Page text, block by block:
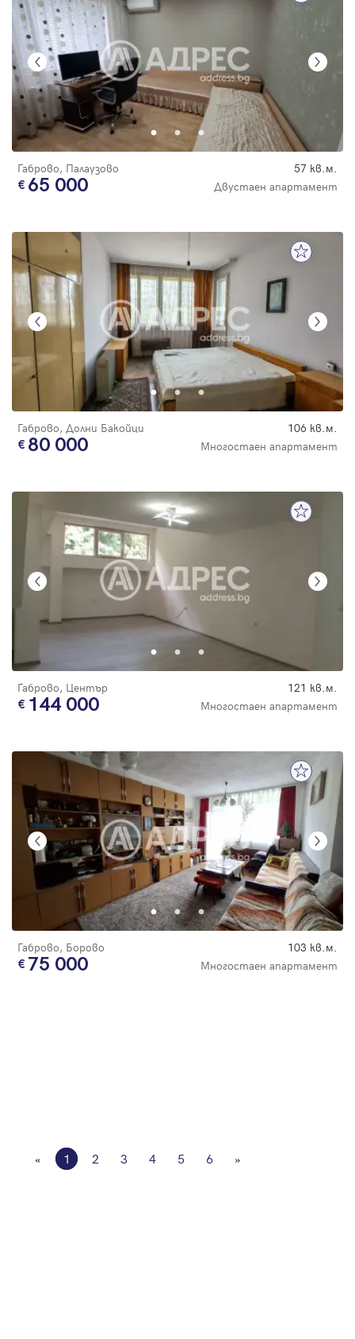
Габрово, Палаузово 57 кв.м.
65 000 Двустаен апартамент
Габрово, Долни Бакойци 106 кв.м.
80 000 Многостаен апартамент
Габрово, Център 121 кв.м.
144 000 Многостаен апартамент
Габрово, Борово 103 кв.м.
75 000 Многостаен апартамент
« 1 2 3 4 5 6 »